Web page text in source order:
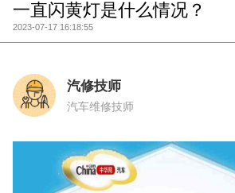
一直闪黄灯是什么情况？
2023-07-17 16:18:55
汽修技师
汽车维修技师